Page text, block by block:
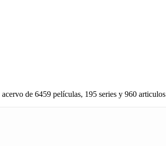
de 6459 películas, 195 series y 960 articulos